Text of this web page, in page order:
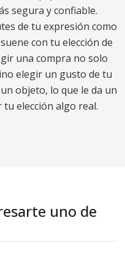
segura y confiable.
de tu expresión como
con tu elección de
una compra no solo
elegir un gusto de tu
objeto, lo que le da un
elección algo real.
uno de